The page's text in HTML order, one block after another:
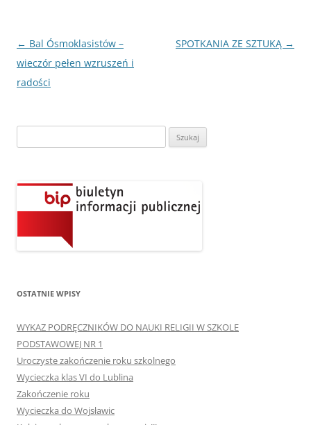
Nawigacja
wpisu
← Bal Ósmoklasistów –
wieczór pełen wzruszeń i
radości
SPOTKANIA ZE SZTUKĄ →
OSTATNIE WPISY
WYKAZ PODRĘCZNIKÓW DO NAUKI RELIGII W SZKOLE
PODSTAWOWEJ NR 1
Uroczyste zakończenie roku szkolnego
Wycieczka klas VI do Lublina
Zakończenie roku
Wycieczka do Wojsławic